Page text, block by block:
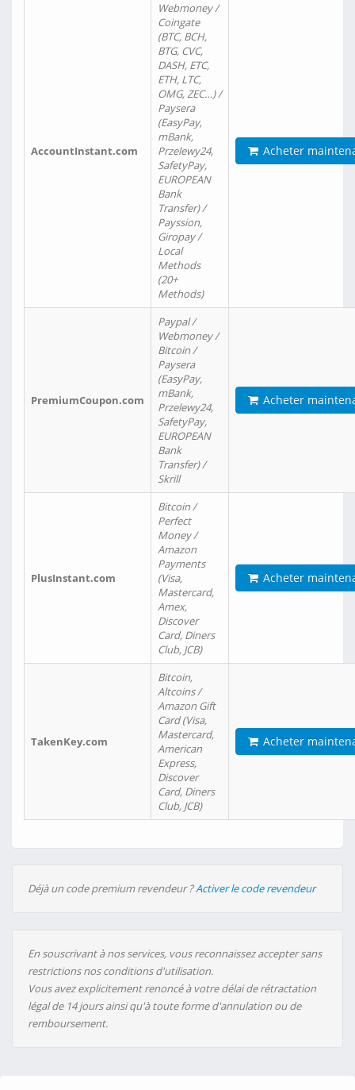
AccountInstant.com
Webmoney /
Coingate
(BTC, BCH,
BTG, CVC,
DASH, ETC,
ETH, LTC,
OMG, ZEC…) /
Paysera
(EasyPay,
mBank,
Przelewy24,
SafetyPay,
EUROPEAN
Bank
Transfer) /
Payssion,
Giropay /
Local
Methods
(20+
Methods)
Acheter
PremiumCoupon.com
Paypal /
Webmoney /
Bitcoin /
Paysera
(EasyPay,
mBank,
Przelewy24,
SafetyPay,
EUROPEAN
Bank
Transfer) /
Skrill
Acheter
PlusInstant.com
Bitcoin /
Perfect
Money /
Amazon
Payments
(Visa,
Mastercard,
Amex,
Discover
Card, Diners
Club, JCB)
Acheter
TakenKey.com
Bitcoin,
Altcoins /
Amazon Gift
Card (Visa,
Mastercard,
American
Express,
Discover
Card, Diners
Club, JCB)
Acheter
Déjà un code premium revendeur ?Activer le code revendeur
En souscrivant à nos services, vous reconnaissez accepter sans
restrictions nos conditions d'utilisation.
Vous avez explicitement renoncé à votre délai de rétractation
légal de 14 jours ainsi qu'à toute forme d'annulation ou de
remboursement.